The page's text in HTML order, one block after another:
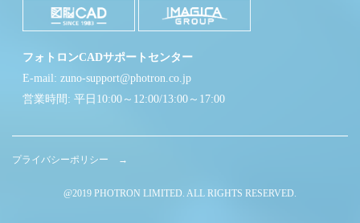
フォトロンCADサポートセンター
E-mail: zuno-support@photron.co.jp
営業時間: 平日10:00～12:00/13:00～17:00
プライバシーポリシー →
@2019 PHOTRON LIMITED. ALL RIGHTS RESERVED.